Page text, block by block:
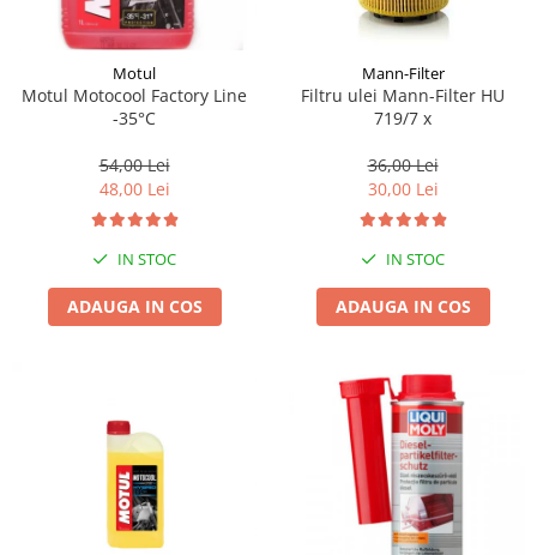
Motul
Motul Motocool Factory Line
-35°C
54,00 Lei
48,00 Lei
IN STOC
ADAUGA IN COS
Mann-Filter
Filtru ulei Mann-Filter HU
719/7 x
36,00 Lei
30,00 Lei
IN STOC
ADAUGA IN COS